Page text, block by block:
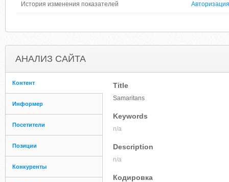
История изменения показателей Авторизация
АНАЛИЗ САЙТА
Контент
Информер
Посетители
Позиции
Конкуренты
Title
Samaritans
Keywords
n/a
Description
n/a
Кодировка